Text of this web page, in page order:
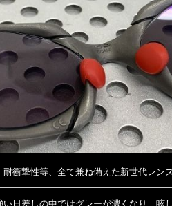
衝撃性等、全て兼ね備えた新世代レン
日差しの中ではグレーが濃くなり、